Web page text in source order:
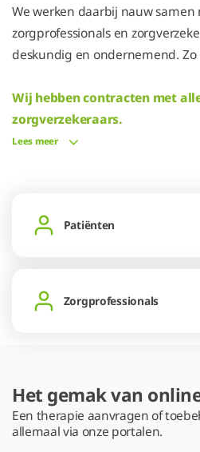
We werken daarbij nauw samen
zorgprofessionals en
deskundig en ondernemend. Zo
Wij hebben contracten met
zorgverzekeraars.
Lees meer
Patiënten
Zorgprofessionals
Het gemak van
Een therapie aanvragen of
allemaal via